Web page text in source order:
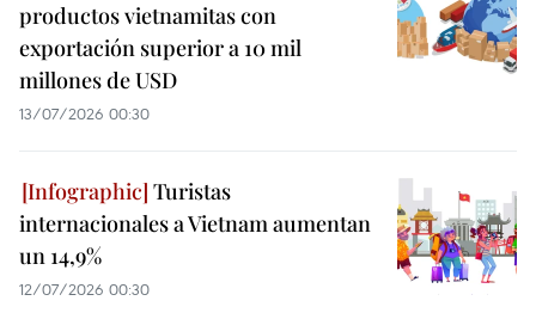
productos vietnamitas con
exportación superior a 10 mil
millones de USD
13/07/2026 00:30
Turistas
internacionales a Vietnam aumentan
un 14,9%
12/07/2026 00:30